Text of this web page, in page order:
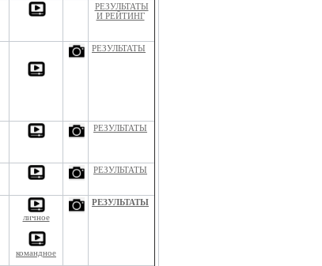
РЕЗУЛЬТАТЫ
И РЕЙТИНГ
РЕЗУЛЬТАТЫ
РЕЗУЛЬТАТЫ
РЕЗУЛЬТАТЫ
личное
командное
РЕЗУЛЬТАТЫ